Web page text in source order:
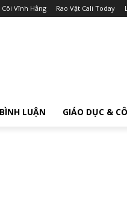
Cõi Vĩnh Hằng Rao Vặt Cali Today
BÌNH LUẬN GIÁO DỤC &